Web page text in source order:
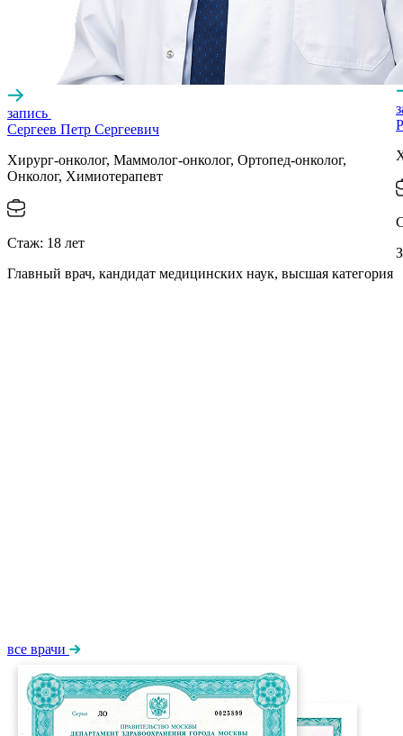
запись
Сергеев Петр Сергеевич
Хирург-онколог, Маммолог-онколог, Ортопед-онколог,
Онколог, Химиотерапевт
Стаж: 18 лет
Главный врач, кандидат медицинских наук, высшая категория
все врачи